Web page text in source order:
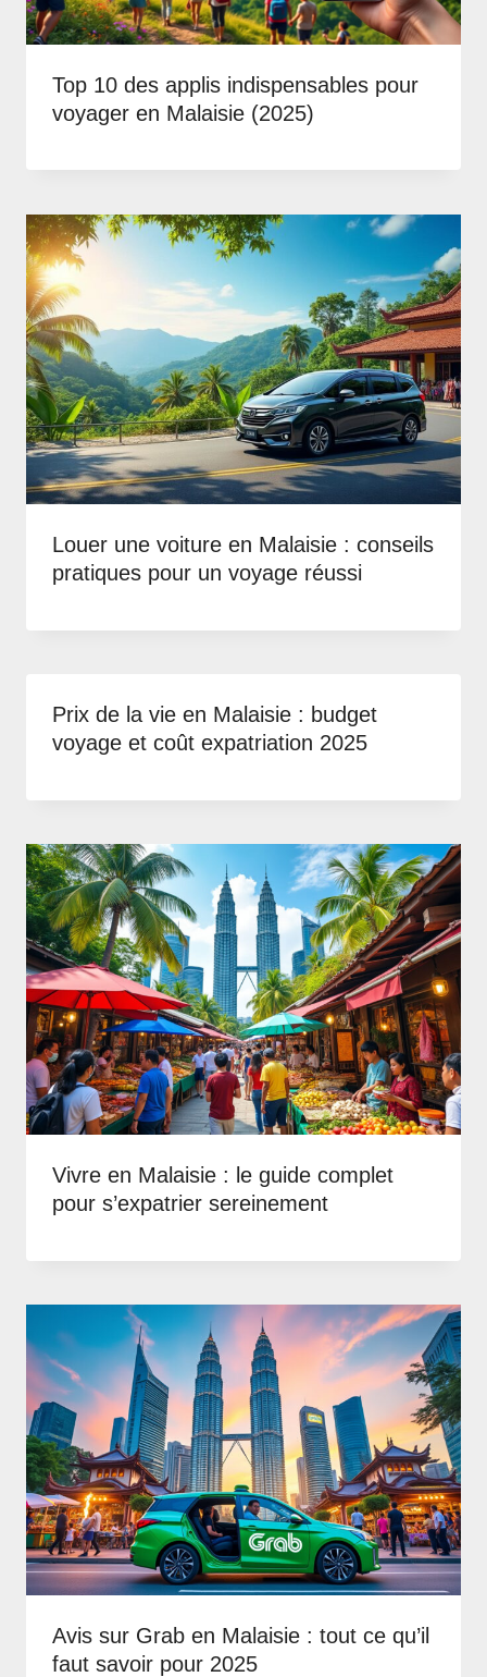
Top 10 des applis indispensables pour
voyager en Malaisie (2025)
Louer une voiture en Malaisie : conseils
pratiques pour un voyage réussi
Prix de la vie en Malaisie : budget
voyage et coût expatriation 2025
Vivre en Malaisie : le guide complet
pour s’expatrier sereinement
Avis sur Grab en Malaisie : tout ce qu’il
faut savoir pour 2025